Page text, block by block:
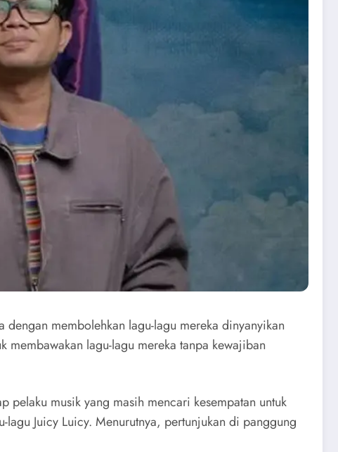
membolehkan lagu-lagu mereka dinyanyikan
lagu-lagu mereka tanpa kewajiban
musik yang masih mencari kesempatan untuk
Juicy Luicy. Menurutnya, pertunjukan di panggung